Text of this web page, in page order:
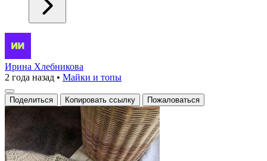
Вязаный
жилет:
Искусство
спицами
в
каждой
петле
Ирина Хлебникова
2 года назад • Майки и топы
Поделиться Копировать ссылку Пожаловаться